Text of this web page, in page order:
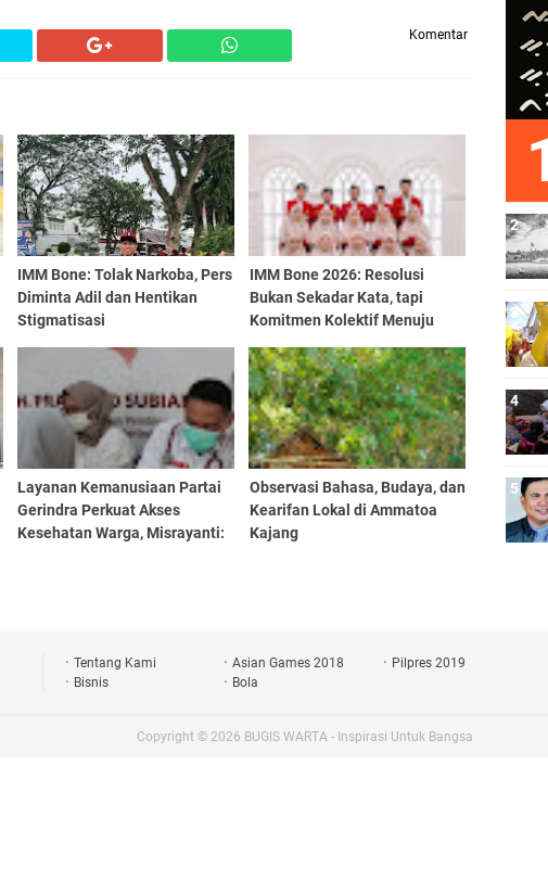
Komentar
IMM Bone: Tolak Narkoba, Pers
Diminta Adil dan Hentikan
Stigmatisasi
IMM Bone 2026: Resolusi
Bukan Sekadar Kata, tapi
Komitmen Kolektif Menuju
Layanan Kemanusiaan Partai
Gerindra Perkuat Akses
Kesehatan Warga, Misrayanti:
Observasi Bahasa, Budaya, dan
Kearifan Lokal di Ammatoa
Kajang
Tentang Kami Asian Games 2018
Pilpres 2019
Bisnis
Bola
Copyright © 2026 BUGIS WARTA - Inspirasi Untuk Bangsa